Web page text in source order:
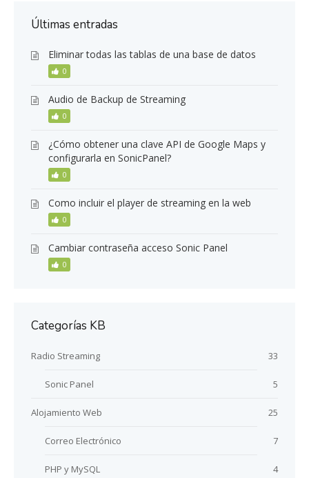
Últimas entradas
Eliminar todas las tablas de una base de datos
0
Audio de Backup de Streaming
0
¿Cómo obtener una clave API de Google Maps y
configurarla en SonicPanel?
0
Como incluir el player de streaming en la web
0
Cambiar contraseña acceso Sonic Panel
0
Categorías KB
Radio Streaming 33
Sonic Panel 5
Alojamiento Web 25
Correo Electrónico 7
PHP y MySQL 4